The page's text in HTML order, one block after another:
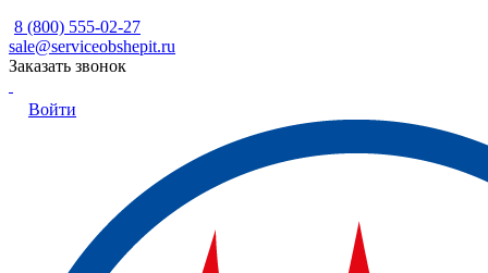
8 (800) 555-02-27
sale@serviceobshepit.ru
Заказать звонок
Войти